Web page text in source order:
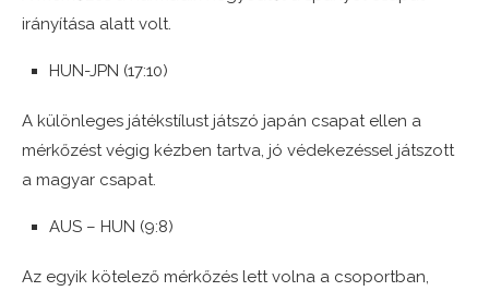
irányítása alatt volt.
HUN-JPN (17:10)
A különleges játékstílust játszó japán csapat ellen a
mérkőzést végig kézben tartva, jó védekezéssel játszott
a magyar csapat.
AUS – HUN (9:8)
Az egyik kötelező mérkőzés lett volna a csoportban,